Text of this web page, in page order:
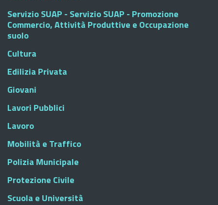
Servizio SUAP - Servizio SUAP - Promozione
Commercio, Attività Produttive e Occupazione
suolo
Cultura
Edilizia Privata
Giovani
Lavori Pubblici
Lavoro
Mobilità e Traffico
Polizia Municipale
Protezione Civile
Scuola e Università